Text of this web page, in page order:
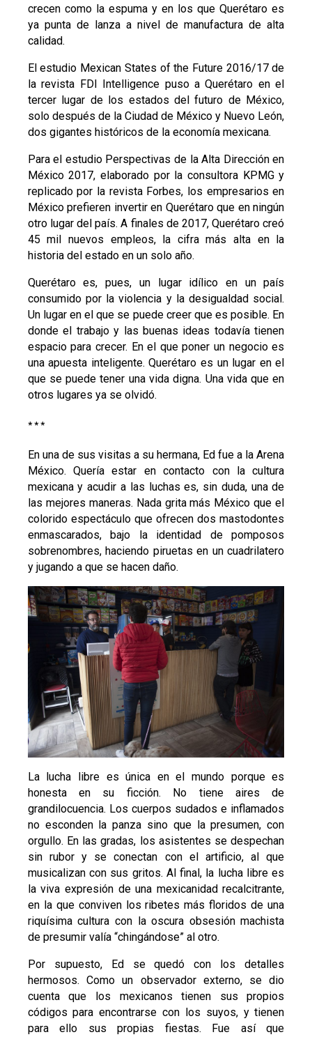
crecen como la espuma y en los que Querétaro es
ya punta de lanza a nivel de manufactura de alta
calidad.
El estudio Mexican States of the Future 2016/17 de
la revista FDI Intelligence puso a Querétaro en el
tercer lugar de los estados del futuro de México,
solo después de la Ciudad de México y Nuevo León,
dos gigantes históricos de la economía mexicana.
Para el estudio Perspectivas de la Alta Dirección en
México 2017, elaborado por la consultora KPMG y
replicado por la revista Forbes, los empresarios en
México prefieren invertir en Querétaro que en ningún
otro lugar del país. A finales de 2017, Querétaro creó
45 mil nuevos empleos, la cifra más alta en la
historia del estado en un solo año.
Querétaro es, pues, un lugar idílico en un país
consumido por la violencia y la desigualdad social.
Un lugar en el que se puede creer que es posible. En
donde el trabajo y las buenas ideas todavía tienen
espacio para crecer. En el que poner un negocio es
una apuesta inteligente. Querétaro es un lugar en el
que se puede tener una vida digna. Una vida que en
otros lugares ya se olvidó.
* * *
En una de sus visitas a su hermana, Ed fue a la Arena
México. Quería estar en contacto con la cultura
mexicana y acudir a las luchas es, sin duda, una de
las mejores maneras. Nada grita más México que el
colorido espectáculo que ofrecen dos mastodontes
enmascarados, bajo la identidad de pomposos
sobrenombres, haciendo piruetas en un cuadrilatero
y jugando a que se hacen daño.
La lucha libre es única en el mundo porque es
honesta en su ficción. No tiene aires de
grandilocuencia. Los cuerpos sudados e inflamados
no esconden la panza sino que la presumen, con
orgullo. En las gradas, los asistentes se despechan
sin rubor y se conectan con el artificio, al que
musicalizan con sus gritos. Al final, la lucha libre es
la viva expresión de una mexicanidad recalcitrante,
en la que conviven los ribetes más floridos de una
riquísima cultura con la oscura obsesión machista
de presumir valía “chingándose” al otro.
Por supuesto, Ed se quedó con los detalles
hermosos. Como un observador externo, se dio
cuenta que los mexicanos tienen sus propios
códigos para encontrarse con los suyos, y tienen
para ello sus propias fiestas. Fue así que